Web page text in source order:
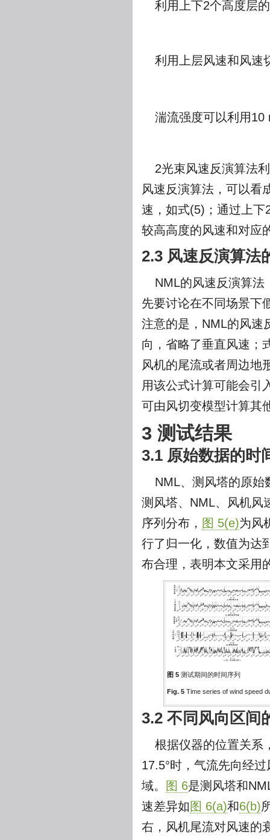
利用上下2个高度层
利用上层风速和风速
湍流强度可以利用10
2光束风速反演算法
风速反演算法，可以看
速，如式(5)；通过上
较高高度的风速和对应
2.3 风速反演算法
NML的风速反演算法
先要讨论在不同场景下
注意的是，NML的风速
向，省略了垂直风速；
风机的尾流或者周边地
用该公式计算可能会引
可由风切变模型计算其
3 测试结果
3.1 原始数据的时
NML、测风塔的原始
测风塔、NML、风机风
序列分布， 图 5(e)为风
行了归一化，数值为达
布合理，表明本文采用
图 5 测试期间的时间序列
Fig. 5 Time series of wind speed
3.2 不同风向区间
根据仪器的位置关系
17.5°时，气流先向经
域。
图 6是测风塔和
速差异如 图 6(a)和6(b)
右，风机尾流对风速的